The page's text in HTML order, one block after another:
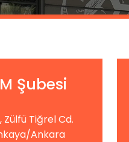
Şubesi
Zülfü Tiğrel Cd.
Ankara